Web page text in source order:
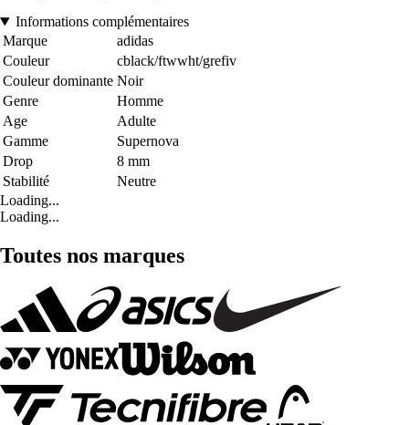
Informations complémentaires
Marque
adidas
Couleur
cblack/ftwwht/grefiv
Couleur dominante Noir
Genre
Homme
Age
Adulte
Gamme
Supernova
Drop
8 mm
Stabilité
Neutre
Loading...
Loading...
Toutes nos marques